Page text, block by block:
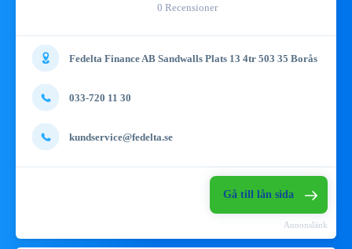
0 Recensioner
Fedelta Finance AB Sandwalls Plats 13 4tr 503 35 Borås
033-720 11 30
kundservice@fedelta.se
Gå till lån sida
Annonslänk